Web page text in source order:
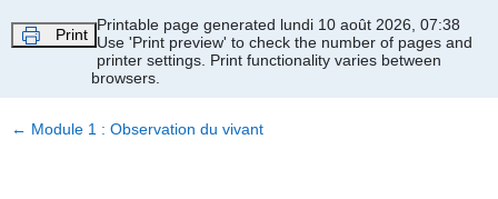
Print
Printable page generated lundi 10 août 2026, 07:38
Use 'Print preview' to check the number of pages and
printer settings. Print functionality varies between
browsers.
← Module 1 : Observation du vivant